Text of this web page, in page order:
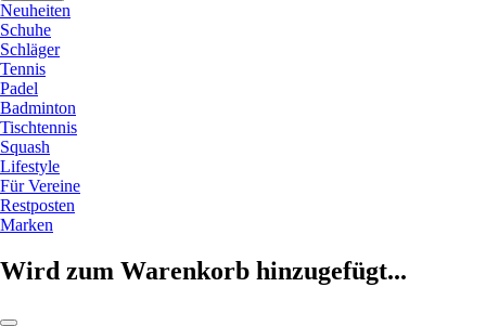
Neuheiten
Schuhe
Schläger
Tennis
Padel
Badminton
Tischtennis
Squash
Lifestyle
Für Vereine
Restposten
Marken
Wird zum Warenkorb hinzugefügt...